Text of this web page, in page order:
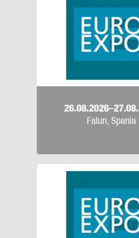
Falun, Spania